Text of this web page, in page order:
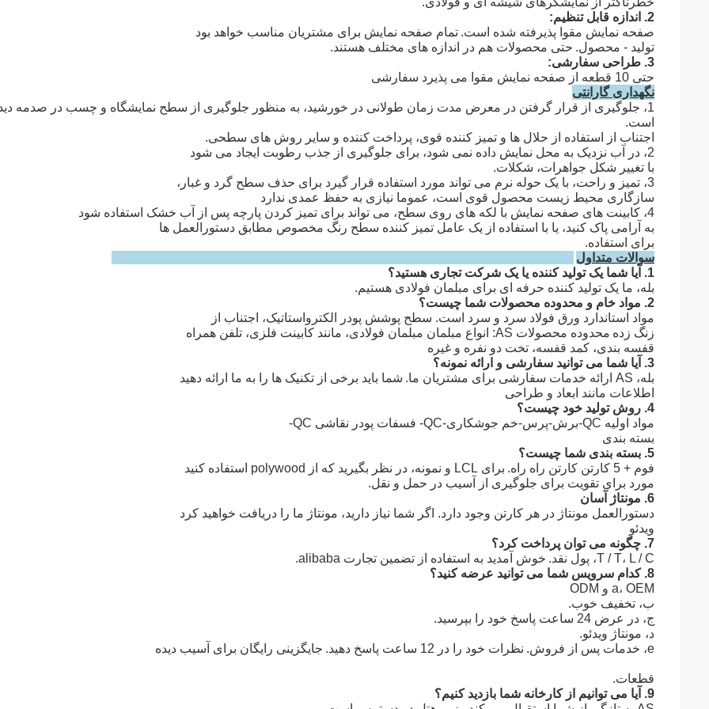
2. اندازه قابل تنظیم:
صفحه نمایش مقوا پذیرفته شده است. تمام صفحه نمایش برای مشتریان مناسب خواهد بود
تولید - محصول. حتی محصولات هم در اندازه های مختلف هستند.
3. طراحی سفارشی:
حتی 10 قطعه از صفحه نمایش مقوا می پذیرد سفارشی
نگهداری گارانتی
1، جلوگیری از قرار گرفتن در معرض مدت زمان طولانی در خورشید، به منظور جلوگیری از سطح نمایشگاه و چسب در صدمه
است.
اجتناب از استفاده از حلال ها و تمیز کننده قوی، پرداخت کننده و سایر روش های سطحی.
2، در آب نزدیک به محل نمایش داده نمی شود، برای جلوگیری از جذب رطوبت ایجاد می شود
با تغییر شکل جواهرات، شکلات.
3، تمیز و راحت، با یک حوله نرم می تواند مورد استفاده قرار گیرد برای حذف سطح گرد و غبار،
سازگاری محیط زیست محصول قوی است، عموما نیازی به حفظ عمدی ندارد
4، کابینت های صفحه نمایش با لکه های روی سطح، می تواند برای تمیز کردن پارچه پس از آب خشک استفاده شود
به آرامی پاک کنید، یا با استفاده از یک عامل تمیز کننده سطح رنگ مخصوص مطابق دستورالعمل ها
برای استفاده.
سوالات متداول
1. آیا شما یک تولید کننده یا یک شرکت تجاری هستید؟
بله، ما یک تولید کننده حرفه ای برای مبلمان فولادی هستیم.
2. مواد خام و محدوده محصولات شما چیست؟
مواد استاندارد ورق فولاد سرد و سرد است. سطح پوشش پودر الکترواستاتیک، اجتناب از
زنگ زده محدوده محصولات AS: انواع مبلمان مبلمان فولادی، مانند کابینت فلزی، تلفن همراه
قفسه بندی، کمد قفسه، تخت دو نفره و غیره
3. آیا شما می توانید سفارشی و ارائه نمونه؟
بله، AS ارائه خدمات سفارشی برای مشتریان ما.
شما باید برخی از تکنیک ها را به ما ارائه دهید
اطلاعات مانند ابعاد و طراحی
4. روش تولید خود چیست؟
مواد اولیه QC-برش-پرس-خم جوشکاری-QC- فسفات پودر نقاشی QC-
بسته بندی
5. بسته بندی شما چیست؟
فوم + 5 کارتن کارتن راه راه.
برای LCL و نمونه، در نظر بگیرید که از polywood استفاده کنید
مورد برای تقویت برای جلوگیری از آسیب در حمل و نقل.
6. مونتاژ آسان
دستورالعمل مونتاژ در هر کارتن وجود دارد. اگر شما نیاز دارید، مونتاژ ما را دریافت خواهید کرد
ویدئو
7. چگونه می توان پرداخت کرد؟
T / T، L / C، پول نقد.
خوش آمدید به استفاده از تضمین تجارت alibaba.
8. کدام سرویس شما می توانید عرضه کنید؟
a، OEM و ODM
ب، تخفیف خوب.
ج، در عرض 24 ساعت پاسخ خود را بپرسید.
د، مونتاژ ویدئو.
e، خدمات پس از فروش.
نظرات خود را در 12 ساعت پاسخ دهید. جایگزینی رایگان برای آسیب دیده
قطعات.
9. آیا می توانیم از کارخانه شما بازدید کنیم؟